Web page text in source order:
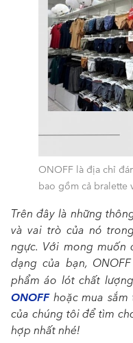
ONOFF là địa chỉ
bao gồm cả bralette
Trên đây là những
và vai trò của nó
ngực. Với mong muốn
dạng của bạn,
phẩm áo lót chất
ONOFFhoặc mua sắm
của chúng tôi để tìm
hợp nhất nhé!